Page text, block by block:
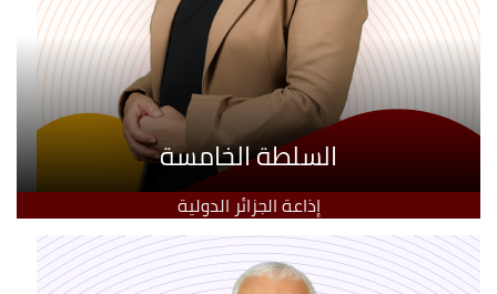
السلطة الخامسة
إذاعة الجزائر الدولية